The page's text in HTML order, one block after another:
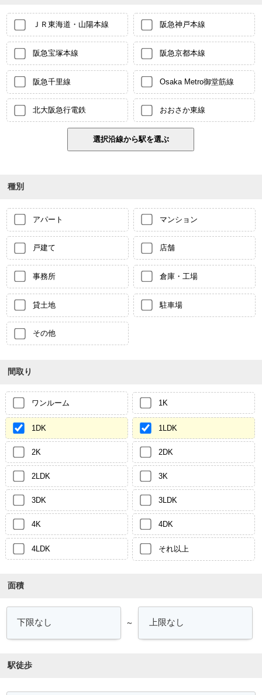
ＪＲ東海道・山陽本線 阪急神戸本線
阪急宝塚本線 阪急京都本線
阪急千里線 Osaka Metro御堂筋線
北大阪急行電鉄 おおさか東線
種別
アパート マンション
戸建て 店舗
事務所 倉庫・工場
貸土地 駐車場
その他
間取り
ワンルーム 1K
1DK 1LDK
2K 2DK
2LDK 3K
3DK 3LDK
4K 4DK
4LDK それ以上
面積
～
駅徒歩